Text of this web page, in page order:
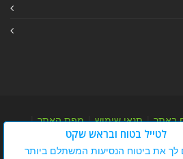
באתר|תנאי שימוש|מפת האתר|
מפת אלבום|מפת מאמרי מידע
לטייל בטוח ובראש שקט
לך את ביטוח הנסיעות המשתלם ביותר